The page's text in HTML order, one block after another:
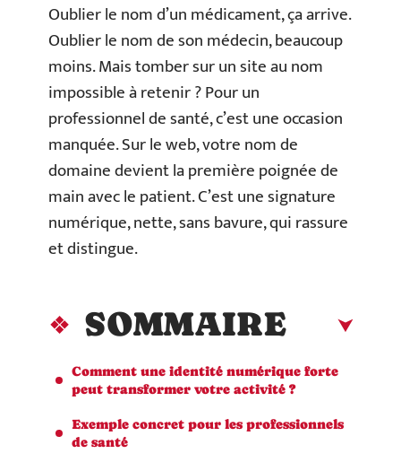
Oublier le nom d’un médicament, ça arrive.
Oublier le nom de son médecin, beaucoup
moins. Mais tomber sur un site au nom
impossible à retenir ? Pour un
professionnel de santé, c’est une occasion
manquée. Sur le web, votre nom de
domaine devient la première poignée de
main avec le patient. C’est une signature
numérique, nette, sans bavure, qui rassure
et distingue.
SOMMAIRE
Comment une identité numérique forte
peut transformer votre activité ?
Exemple concret pour les professionnels
de santé